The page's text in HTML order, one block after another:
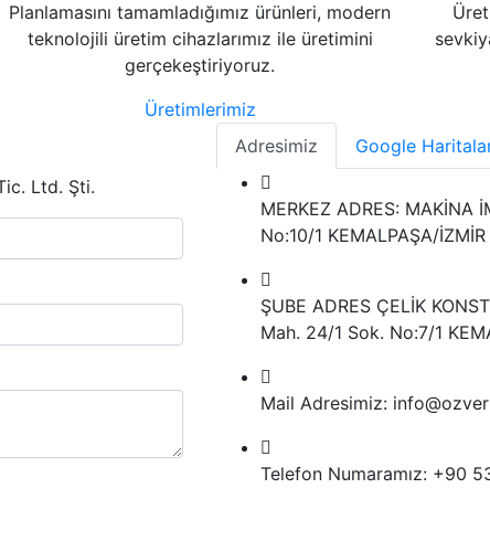
Planlamasını tamamladığımız ürünleri, modern
teknolojili üretim cihazlarımız ile üretimini
gerçekeştiriyoruz.
Üretimlerimiz
Ltd. Şti.
Adresimiz Google
MERKEZ ADRES: MAKİNA
No:10/1 KEMALPAŞA/İZMİR
ŞUBE ADRES ÇELİK
Mah. 24/1 Sok. No:7/1
Mail Adresimiz:
Telefon Numaramız: +90